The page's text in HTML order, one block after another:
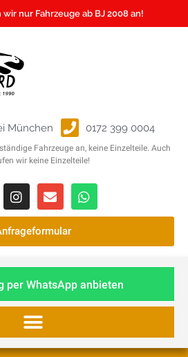
nur Fahrzeuge ab BJ 2008 an!
München 0172 399 0004
Fahrzeuge an, keine Einzelteile. Auch
wir keine Einzelteile!
per WhatsApp anbieten